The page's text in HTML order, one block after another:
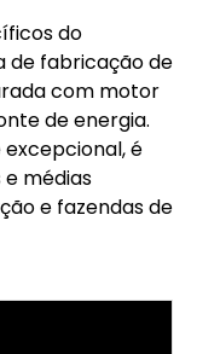
do
de fabricação de
com motor
de energia.
é
médias
e fazendas de